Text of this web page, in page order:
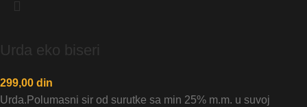
Urda eko biseri
299,00 din
Urda.Polumasni sir od surutke sa min 25% m.m. u suvoj